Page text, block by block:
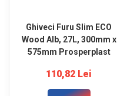
Ghiveci Furu Slim ECO
Wood Alb, 27L, 300mm x
575mm Prosperplast
110,82 Lei